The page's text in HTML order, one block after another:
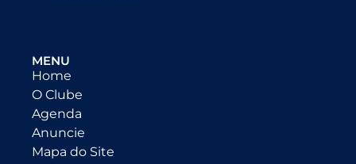
MENU
Home
O Clube
Agenda
Anuncie
Mapa do Site